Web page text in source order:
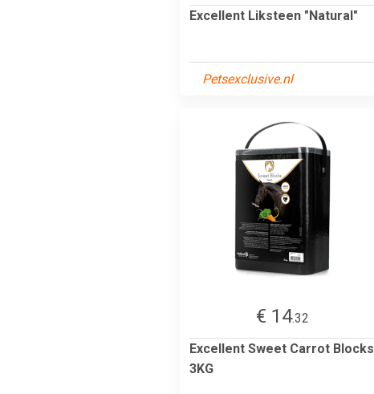
Excellent Liksteen "Natural"
Petsexclusive.nl
€ 14.32
Excellent Sweet Carrot Blocks
3KG